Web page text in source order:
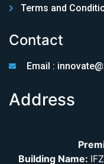
Terms and
Contact
Email :
Address
Building Name: